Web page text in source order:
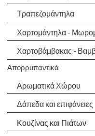
Τραπεζομάντηλα
Χαρτομάντηλα -
Χαρτοβάμβακας -
Απορρυπαντικά
Αρωματικά Χώρου
Δάπεδα και επιφάνειες
Κουζίνας και Πιάτων